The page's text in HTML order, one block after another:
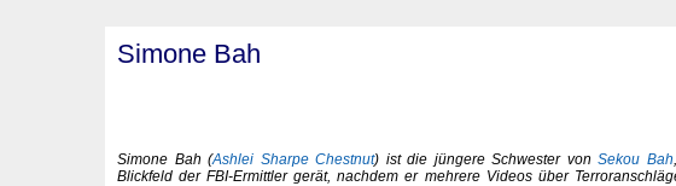
Simone Bah
Simone Bah (Ashlei Sharpe Chestnut) ist die jüngere Schwester vonSekou Bah
Blickfeld der FBI-Ermittler gerät, nachdem er mehrere Videos über